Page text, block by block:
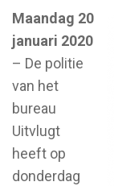
Maandag 20
januari 2020
– De politie
van het
bureau
Uitvlugt
heeft op
donderdag